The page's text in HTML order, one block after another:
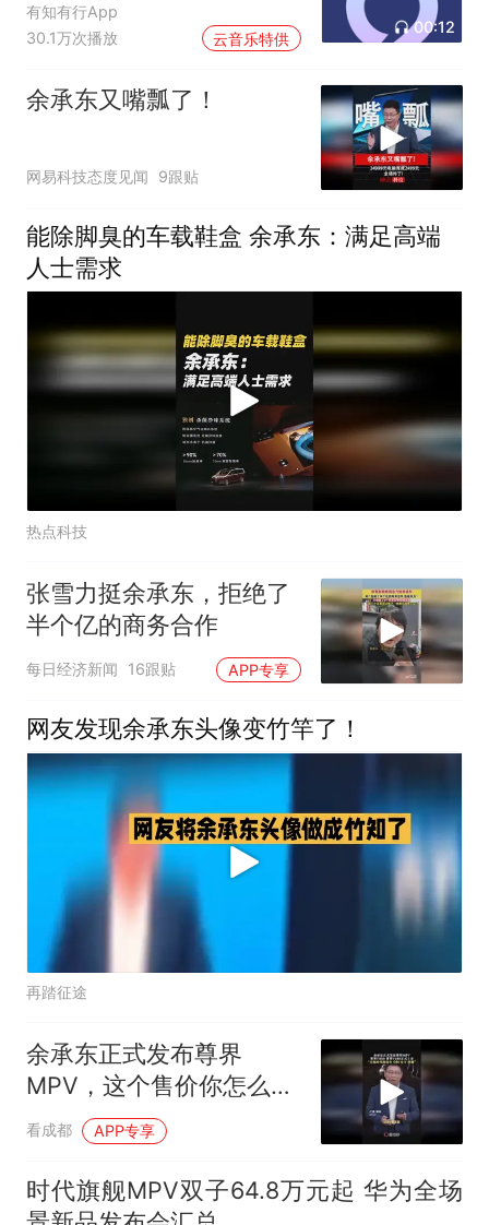
有知有行App
30.1万次播放
云音乐特供
00:12
余承东又嘴瓢了！
网易科技态度见闻 9跟贴
能除脚臭的车载鞋盒 余承东：满足高端
人士需求
热点科技
张雪力挺余承东，拒绝了
半个亿的商务合作
每日经济新闻 16跟贴 APP专享
网友发现余承东头像变竹竿了！
再踏征途
余承东正式发布尊界
MPV，这个售价你怎么
看？
看成都 APP专享
时代旗舰MPV双子64.8万元起 华为全场